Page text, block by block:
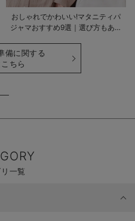
おしゃれでかわいい!マタニティパ
ジャマおすすめ9選｜選び方もあわ
備に関する
ちら
一覧